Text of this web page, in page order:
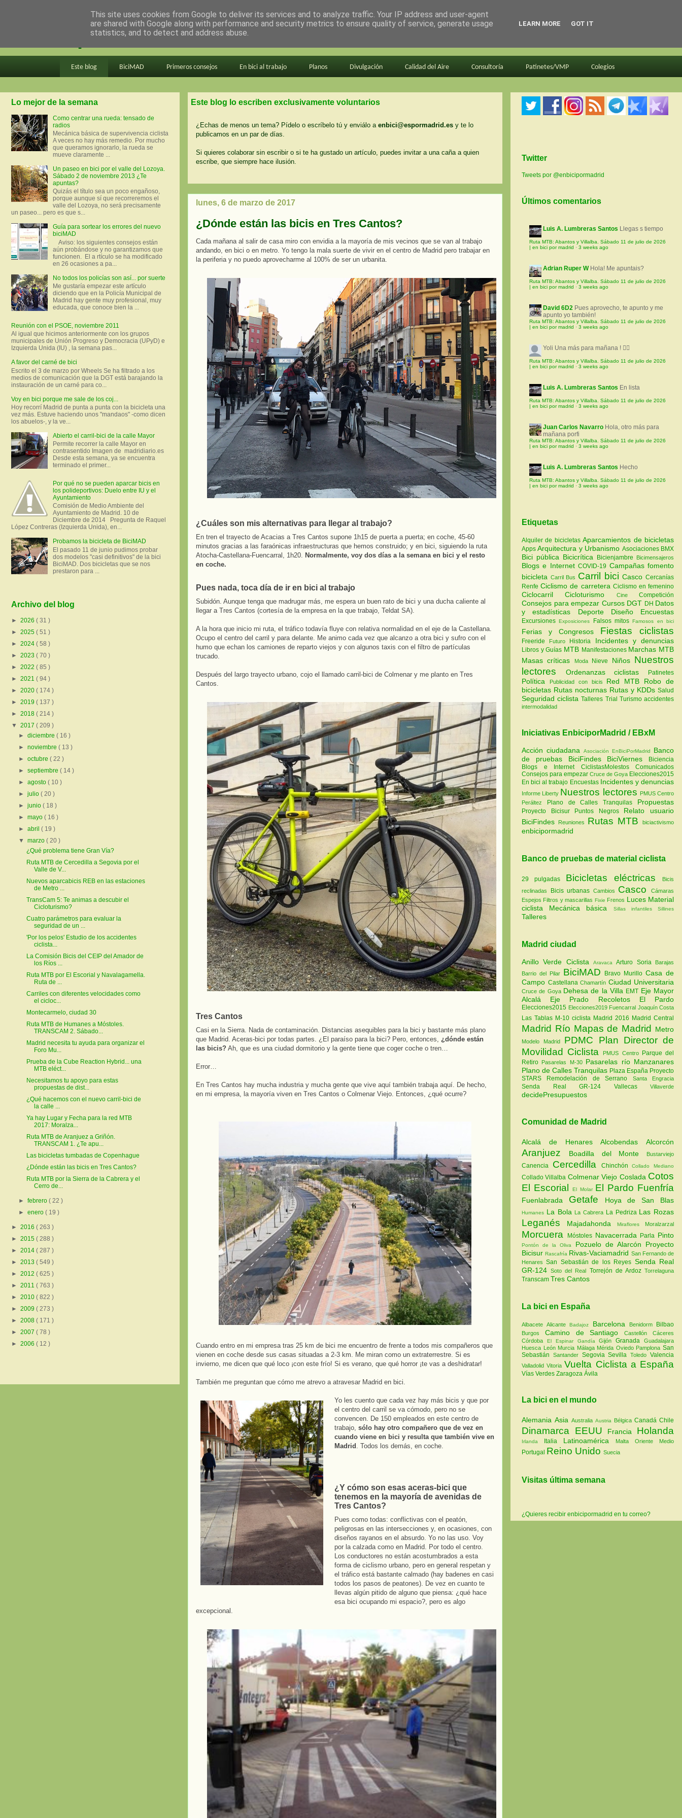
en bici por madrid
Este blog BiciMAD Primeros consejos En bici al trabajo Planos Divulgación Calidad del Aire Consultoría Patinetes/VMP Colegios
Este blog lo escriben exclusivamente voluntarios
¿Echas de menos un tema? Pídelo o escríbelo tú y enviálo a enbici@espormadrid.es y te lo
publicamos en un par de días.
Si quieres colaborar sin escribir o si te ha gustado un artículo, puedes invitar a una caña a quien
escribe, que siempre hace ilusión.
lunes, 6 de marzo de 2017
¿Dónde están las bicis en Tres Cantos?
Cada mañana al salir de casa miro con envidia a la mayoría de mis vecinos que se van al trabajo
andando, en bici o en metro. Yo tengo la mala suerte de vivir en el centro de Madrid pero trabajar en
la periferia y no puedo aprovecharme al 100% de ser un urbanita.
¿Cuáles son mis alternativas para llegar al trabajo?
En tren el trayecto de Acacias a Tres Cantos supone 1h15 de puerta a puerta; en coche, 45-60
minutos gracias a las faraónicas infraestructuras que hemos construido; y en bici, siguiendo la ruta
Atocha-Castellana-Fuencarral, 1h20. Normalmente, voy dos días a la semana en bici y el resto
en coche.
Pues nada, toca día de ir en bici al trabajo
Subidón. Aunque tenga que madrugar más, me espera un buen rato de bici y una ducha caliente al
llegar a Tres Cantos (cortesía de la empresa en la que trabajo, Teldat SA).
A la hora que inicio mi ruta, el tráfico todavía fluye con relativa normalidad en el eje de la Castellana.
Ocupo el centro del carril y para delante. Me animo cada vez que alcanzo a otra bici y sufro con el
humo que echan los camiones de reparto viejos y con algunos taxis con el filtro de partículas
trucado.
Después del largo trayecto urbano, cojo el llamado carril-bici de Colmenar y me planto en Tres
Cantos.
Tres Cantos
Casi en la Sierra. Nada de contaminación. Distancias asequibles para la bici y bastante más plano
que Madrid. Aceras-bici por todas partes. ¿El paraíso para la bici? Pero, entonces, ¿dónde están
las bicis? Ah, que es una ciudad dormitorio y la gente tiene que coger coche o tren…
Error…
En Tres Cantos hay mucha industria y mucha gente que vive aquí también trabaja aquí. De hecho,
en mi empresa, la mayoría viven en Tres Cantos o Colmenar Viejo. Entonces, ¿qué ocurre?
Cuando entro en mi empresa tras 25 km de bici me encuentro de frente a todos mis compañeros que
vienen en coche desde sus casas situadas a 2-3 km. Me miran como un extraterrestre. Si es
invierno, me dicen que qué loco ¡con este frío! Si es verano, que qué horror ¡te vas a deshidratar!
También me preguntan que cómo me atrevo a atravesar Madrid en bici.
Yo les cuento que cada vez hay más bicis y que por
el centro del carril se va cómodo, pero no se
convencen. De 150 empleados en este centro de
trabajo, sólo hay otro compañero que de vez en
cuando viene en bici y resulta que también vive en
Madrid . Todos los demás, en coche.
¿Y cómo son esas aceras-bici que
tenemos en la mayoría de avenidas de
Tres Cantos?
Pues como todas: conflictivas con el peatón,
peligrosas en las intersecciones y, en ocasiones, con
diseños rayanos en el absurdo. Yo no las uso. Voy
por la calzada como en Madrid. Por todo el centro.
Los conductores no están acostumbrados a esta
forma de ciclismo urbano, pero en general respetan y
el tráfico está bastante calmado (hay badenes en casi
todos los pasos de peatones). De vez en cuanto te
llevas algún pitido de alguno que piensa: ¿qué hace
esa bici ocupando mi espacio?, pero es algo
excepcional.
Lo mejor de la semana
Como centrar una rueda: tensado de
radios
Mecánica básica de supervivencia ciclista
A veces no hay más remedio. Por mucho
que queramos ignorarlo, la rueda se
mueve claramente ...
Un paseo en bici por el valle del Lozoya.
Sábado 2 de noviembre 2013 ¿Te
apuntas?
Quizás el título sea un poco engañoso,
porque aunque sí que recorreremos el
valle del Lozoya, no será precisamente
un paseo... pero es que s...
Guía para sortear los errores del nuevo
biciMAD
Aviso: los siguientes consejos están
aún probándose y no garantizamos que
funcionen. El a rtículo se ha modificado
en 26 ocasiones a pa...
No todos los policías son así... por suerte
Me gustaría empezar este artículo
diciendo que en la Policía Municipal de
Madrid hay gente muy profesional, muy
educada, que conoce bien la ...
Reunión con el PSOE, noviembre 2011
Al igual que hicimos anteriormente con los grupos
municipales de Unión Progreso y Democracia (UPyD) e
Izquierda Unida (IU) , la semana pas...
A favor del carné de bici
Escrito el 3 de marzo por Wheels Se ha filtrado a los
medios de comunicación que la DGT está barajando la
instauración de un carné para co...
Voy en bici porque me sale de los coj...
Hoy recorrí Madrid de punta a punta con la bicicleta una
vez más. Estuve haciendo unos "mandaos" -como dicen
los abuelos-, y la ve...
Abierto el carril-bici de la calle Mayor
Permite recorrer la calle Mayor en
contrasentido Imagen de madridiario.es
Desde esta semana, ya se encuentra
terminado el primer...
Por qué no se pueden aparcar bicis en
los polideportivos: Duelo entre IU y el
Ayuntamiento
Comisión de Medio Ambiente del
Ayuntamiento de Madrid. 10 de
Diciembre de 2014 Pregunta de Raquel
López Contreras (Izquierda Unida), en...
Probamos la bicicleta de BiciMAD
El pasado 11 de junio pudimos probar
dos modelos "casi definitivos" de la bici
BiciMAD. Dos bicicletas que se nos
prestaron para ...
Archivo del blog
► 2026 ( 31 )
► 2025 ( 51 )
► 2024 ( 58 )
► 2023 ( 70 )
► 2022 ( 85 )
► 2021 ( 94 )
► 2020 ( 174 )
► 2019 ( 137 )
► 2018 ( 214 )
▼ 2017 ( 209 )
►diciembre( 16 )
►noviembre( 13 )
►octubre( 22 )
►septiembre( 14 )
►agosto( 10 )
►julio( 20 )
►junio( 18 )
►mayo( 16 )
►abril( 19 )
▼marzo( 20 )
¿Qué problema tiene Gran Vía?
Ruta MTB de Cercedilla a Segovia por el
Valle de V...
Nuevos aparcabicis REB en las estaciones
de Metro ...
TransCam 5: Te animas a descubir el
Cicloturismo?
Cuatro parámetros para evaluar la
seguridad de un ...
'Por los pelos' Estudio de los accidentes
ciclista...
La Comisión Bicis del CEIP del Amador de
los Ríos ...
Ruta MTB por El Escorial y Navalagamella.
Ruta de ...
Carriles con diferentes velocidades como
el cicloc...
Montecarmelo, ciudad 30
Ruta MTB de Humanes a Móstoles.
TRANSCAM 2. Sábado...
Madrid necesita tu ayuda para organizar el
Foro Mu...
Prueba de la Cube Reaction Hybrid... una
MTB eléct...
Necesitamos tu apoyo para estas
propuestas de dist...
¿Qué hacemos con el nuevo carril-bici de
la calle ...
Ya hay Lugar y Fecha para la red MTB
2017: Moralza...
Ruta MTB de Aranjuez a Griñón.
TRANSCAM 1. ¿Te apu...
Las bicicletas tumbadas de Copenhague
¿Dónde están las bicis en Tres Cantos?
Ruta MTB por la Sierra de la Cabrera y el
Cerro de...
►febrero( 22 )
►enero( 19 )
► 2016 ( 263 )
► 2015 ( 288 )
► 2014 ( 287 )
► 2013 ( 549 )
► 2012 ( 625 )
► 2011 ( 763 )
► 2010 ( 822 )
► 2009 ( 273 )
► 2008 ( 171 )
► 2007 ( 78 )
► 2006 ( 12 )
Twitter
Tweets por @enbicipormadrid
Últimos comentarios
Luis A. Lumbreras Santos Llegas s tiempo
Ruta MTB: Abantos y Villalba. Sábado 11 de julio de 2026
| en bici por madrid · 3 weeks ago
Adrian Ruper W Hola! Me apuntais?
Ruta MTB: Abantos y Villalba. Sábado 11 de julio de 2026
| en bici por madrid · 3 weeks ago
David 6D2 Pues aprovecho, te apunto y me
apunto yo también!
Ruta MTB: Abantos y Villalba. Sábado 11 de julio de 2026
| en bici por madrid · 3 weeks ago
Yoli Una más para mañana ! 🚵‍♀️
Ruta MTB: Abantos y Villalba. Sábado 11 de julio de 2026
| en bici por madrid · 3 weeks ago
Luis A. Lumbreras Santos En lista
Ruta MTB: Abantos y Villalba. Sábado 11 de julio de 2026
| en bici por madrid · 3 weeks ago
Juan Carlos Navarro Hola, otro más para
mañana porfi
Ruta MTB: Abantos y Villalba. Sábado 11 de julio de 2026
| en bici por madrid · 3 weeks ago
Luis A. Lumbreras Santos Hecho
Ruta MTB: Abantos y Villalba. Sábado 11 de julio de 2026
| en bici por madrid · 3 weeks ago
Etiquetas
Alquiler de bicicletasAparcamientos de bicicletas
AppsArquitectura y Urbanismo Asociaciones BMX
Bici pública Bicicrítica Bicienjambre Bicimensajeros
Blogs e InternetCOVID-19 Campañas fomento
bicicleta Carril Bus Carril biciCascoCercanías
RenfeCiclismo de carretera Ciclismo en femenino
CiclocarrilCicloturismo CineCompetición
Consejos para empezar Cursos DGT DH Datos
y estadísticas Deporte Diseño Encuestas
ExcursionesExposiciones Falsos mitosFamosos en bici
Ferias y Congresos Fiestas ciclistas
Freeride Futuro Historia Incidentes y denuncias
Libros y Guías MTB Manifestaciones Marchas MTB
Masas críticas
Moda Nieve Niños Nuestros
lectores
Ordenanzas ciclistas Patinetes
Política Publicidad con bicis Red MTB Robo de
bicicletas Rutas nocturnas Rutas y KDDs Salud
Seguridad ciclistaTalleres Trial Turismoaccidentes
intermodalidad
Iniciativas EnbiciporMadrid / EBxM
Acción ciudadana Asociación EnBiciPorMadrid
Banco
de pruebas
BiciFindes BiciViernes
Biciencia
Blogs e Internet
CiclistasMolestos
Comunicados
Consejos para empezar Cruce de Goya Elecciones2015
En bici al trabajo Encuestas Incidentes y denuncias
Informe Liberty Nuestros lectores
PMUS Centro
Peráltez
Plano de Calles Tranquilas Propuestas
Proyecto Bicisur Puntos Negros
Relato usuario
BiciFindes
Reuniones Rutas MTB biciactivismo
enbicipormadrid
Banco de pruebas de material ciclista
29 pulgadas Bicicletas eléctricas
Bicis
reclinadas
Bicis urbanas Cambios Casco
Cámaras
Espejos Filtros y mascarillas Fixie Frenos Luces Material
ciclista
Mecánica básica Sillas infantiles Sillines
Talleres
Madrid ciudad
Anillo Verde Ciclista AravacaArturo Soria
Barajas
Barrio del Pilar BiciMAD Bravo MurilloCasa de
Campo Castellana Chamartín Ciudad Universitaria
Cruce de Goya Dehesa de la Villa EMT Eje Mayor
Alcalá Eje Prado Recoletos El Pardo
Elecciones2015 Elecciones2019 Fuencarral Joaquín Costa
Las Tablas M-10 ciclista Madrid 2016 Madrid Central
Madrid Río Mapas de Madrid Metro
Modelo Madrid PDMC Plan Director de
Movilidad Ciclista
PMUS Centro Parque del
Retiro Pasarelas M-30 Pasarelas río Manzanares
Plano de Calles Tranquilas Plaza España Proyecto
STARS Remodelación de Serrano Santa Engracia
Senda Real GR-124 Vallecas Villaverde
decidePresupuestos
Comunidad de Madrid
Alcalá de HenaresAlcobendas Alcorcón
Aranjuez Boadilla del Monte Bustarviejo
Canencia Cercedilla ChinchónCollado Mediano
Collado Villalba Colmenar Viejo Coslada Cotos
El EscorialEl Molar El Pardo Fuenfría
Fuenlabrada Getafe Hoya de San Blas
Humanes La Bola La Cabrera La Pedriza Las Rozas
Leganés Majadahonda Miraflores Moralzarzal
Morcuera Móstoles Navacerrada Parla Pinto
Pontón de la Oliva Pozuelo de Alarcón Proyecto
BicisurRascafría Rivas-Vaciamadrid San Fernando de
HenaresSan Sebastián de los Reyes Senda Real
GR-124Soto del Real Torrejón de ArdozTorrelaguna
Transcam Tres Cantos
La bici en España
AlbaceteAlicanteBadajoz Barcelona Benidorm Bilbao
Burgos Camino de SantiagoCastellónCáceres
Córdoba El Espinar GandíaGijónGranadaGuadalajara
Huesca León Murcia Málaga Mérida Oviedo PamplonaSan
Sebastián Santander SegoviaSevillaToledoValencia
ValladolidVitoria Vuelta Ciclista a España
Vías Verdes Zaragoza Ávila
La bici en el mundo
Alemania Asia Australia Austria Bélgica Canadá Chile
Dinamarca EEUU Francia Holanda
Irlanda Italia Latinoamérica Malta Oriente Medio
Portugal Reino Unido Suecia
Visitas última semana
¿Quieres recibir enbicipormadrid en tu correo?
This site uses cookies from Google to deliver its services and to analyze traffic. Your IP address and user-agent
are shared with Google along with performance and security metrics to ensure quality of service, generate usage
statistics, and to detect and address abuse.
LEARN MORE GOT IT